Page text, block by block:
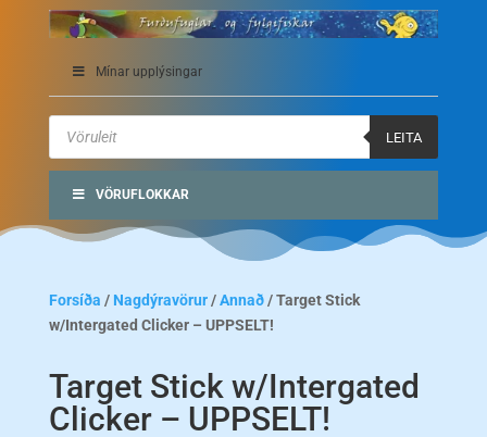
Mínar upplýsingar
Products
search
LEITA
VÖRUFLOKKAR
Forsíða / Nagdýravörur/Annað/ Target Stick
w/Intergated Clicker – UPPSELT!
Target Stick w/Intergated
Clicker – UPPSELT!